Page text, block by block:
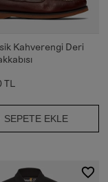
Kahverengi Deri
SEPETE EKLE